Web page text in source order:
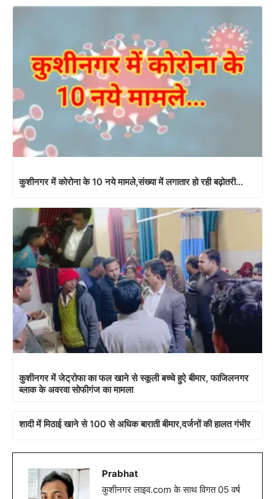
कुशीनगर में कोरोना के 10 नये मामले,संख्या में लगातार हो रही बढ़ोतरी…
कुशीनगर में जेट्रोफा का फल खाने से स्कूली बच्चे हुऐ बीमार, फाजिलनगर
ब्लाक के अवरवा सोफीगंज का मामला
शादी में मिठाई खाने से 100 से अधिक बाराती बीमार,दर्जनों की हालत गंभीर
Prabhat
कुशीनगर लाइव.com के साथ विगत 05 वर्ष